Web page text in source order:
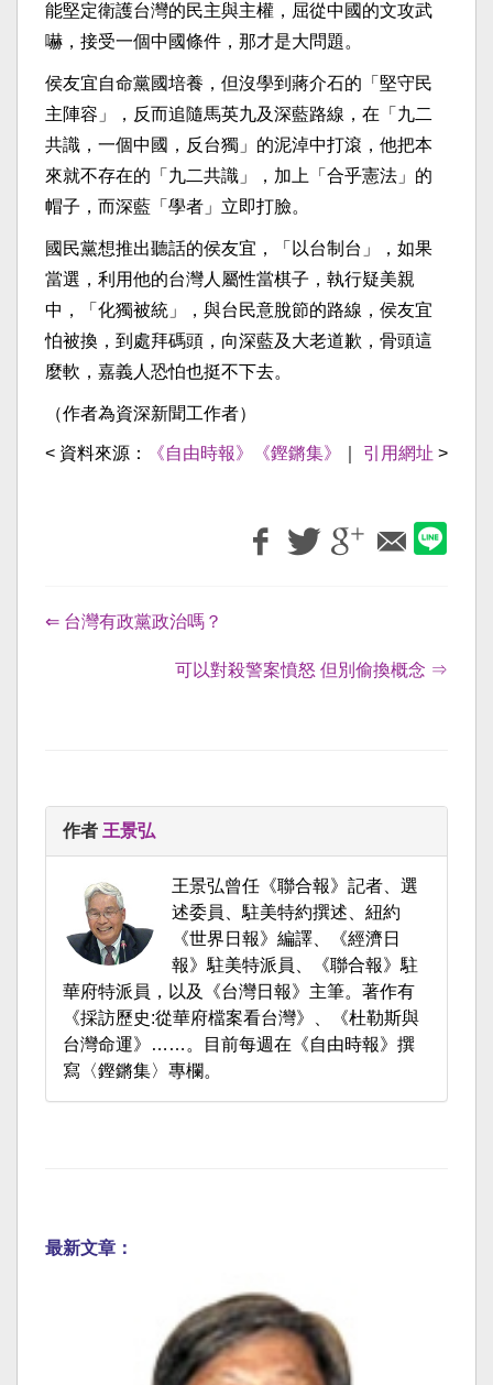
能堅定衛護台灣的民主與主權，屈從中國的文攻武
嚇，接受一個中國條件，那才是大問題。
侯友宜自命黨國培養，但沒學到蔣介石的「堅守民
主陣容」，反而追隨馬英九及深藍路線，在「九二
共識，一個中國，反台獨」的泥淖中打滾，他把本
來就不存在的「九二共識」，加上「合乎憲法」的
帽子，而深藍「學者」立即打臉。
國民黨想推出聽話的侯友宜，「以台制台」，如果
當選，利用他的台灣人屬性當棋子，執行疑美親
中，「化獨被統」，與台民意脫節的路線，侯友宜
怕被換，到處拜碼頭，向深藍及大老道歉，骨頭這
麼軟，嘉義人恐怕也挺不下去。
（作者為資深新聞工作者）
< 資料來源： 《自由時報》《鏗鏘集》 引用網址 >
⇐ 台灣有政黨政治嗎？
可以對殺警案憤怒 但別偷換概念 ⇒
作者 王景弘
王景弘曾任《聯合報》記者、選
述委員、駐美特約撰述、紐約
《世界日報》編譯、《經濟日
報》駐美特派員、《聯合報》駐
華府特派員，以及《台灣日報》主筆。著作有
《採訪歷史:從華府檔案看台灣》、《杜勒斯與
台灣命運》……。目前每週在《自由時報》撰
寫〈鏗鏘集〉專欄。
最新文章：